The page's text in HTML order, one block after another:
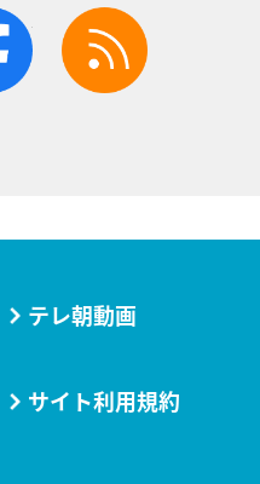
facebook
テレ朝動画
サイト利用規約